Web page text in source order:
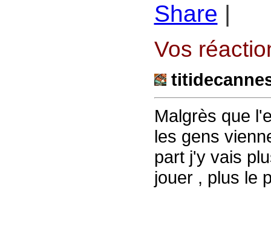
Share |
Vos
Malgrès que
les gens
part j'y vais
jouer , plus le